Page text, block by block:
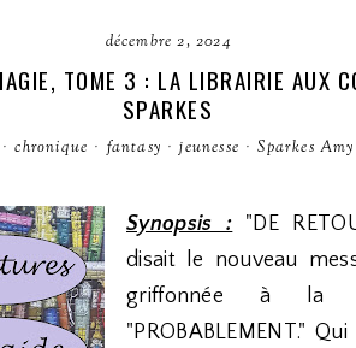
décembre 2, 2024
TOME 3 : LA LIBRAIRIE AUX
SPARKES
· chronique · fantasy · jeunesse · Sparkes Amy
Synopsis : "DE
disait le nouveau
griffonnée à la
"PROBABLEMENT."